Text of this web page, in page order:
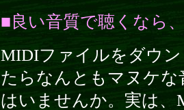
■良い音質で聴くなら
MIDIファイルをダウ
たらなんともマヌケ
はいませんか。実は、